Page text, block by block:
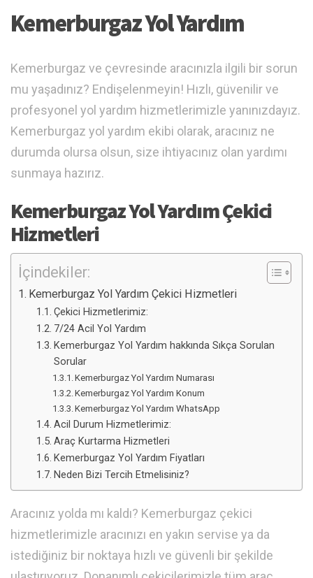
Kemerburgaz Yol Yardım
Kemerburgaz ve çevresinde aracınızla ilgili bir sorun
mu yaşadınız? Endişelenmeyin! Hızlı, güvenilir ve
profesyonel yol yardım hizmetlerimizle yanınızdayız.
Kemerburgaz yol yardım ekibi olarak, aracınız ne
durumda olursa olsun, size ihtiyacınız olan yardımı
sunmaya hazırız.
Kemerburgaz Yol Yardım Çekici
Hizmetleri
İçindekiler:
Kemerburgaz Yol Yardım Çekici Hizmetleri
Çekici Hizmetlerimiz:
7/24 Acil Yol Yardım
Kemerburgaz Yol Yardım hakkında Sıkça Sorulan
Sorular
Kemerburgaz Yol Yardım Numarası
Kemerburgaz Yol Yardım Konum
Kemerburgaz Yol Yardım WhatsApp
Acil Durum Hizmetlerimiz:
Araç Kurtarma Hizmetleri
Kemerburgaz Yol Yardım Fiyatları
Neden Bizi Tercih Etmelisiniz?
Aracınız yolda mı kaldı? Kemerburgaz çekici
hizmetlerimizle aracınızı en yakın servise ya da
istediğiniz bir noktaya hızlı ve güvenli bir şekilde